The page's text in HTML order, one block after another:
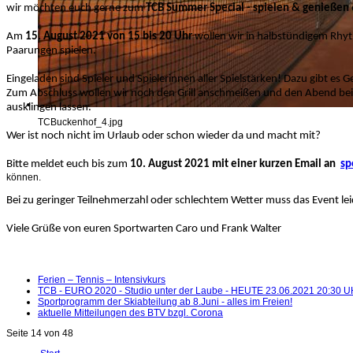
TCBuckenhof_4.jpg
wir möchten euch gerne zumTCB Summer Special - spielen & genießen
Am 15. August 2021 von 15 bis 20 Uhrwollen wir in halbstündigem
Paarungen spielen.
Eingeladen sind Spieler und Spielerinnen aller Spielstärken! Dazu gibt es
Zum Abschluss wollen wir noch den Grill anschmeißen und den Abend
ausklingen lassen.
Wer ist noch nicht im Urlaub oder schon wieder da und macht mit?
Bitte meldet euch bis zum 10. August 2021 mit einer kurzen Email an
können.
Bei zu geringer Teilnehmerzahl oder schlechtem Wetter muss das Event
Viele Grüße von euren Sportwarten Caro und Frank Walter
Ferien – Tennis – Intensivkurs
TCB - EURO 2020 - Studio unter der Laube - HEUTE 23.06.2021 20:30
Sportprogramm der Skiabteilung ab 8.Juni - alles im Freien!
aktuelle Mitteilungen des BTV bzgl. Corona
Seite 14 von 48